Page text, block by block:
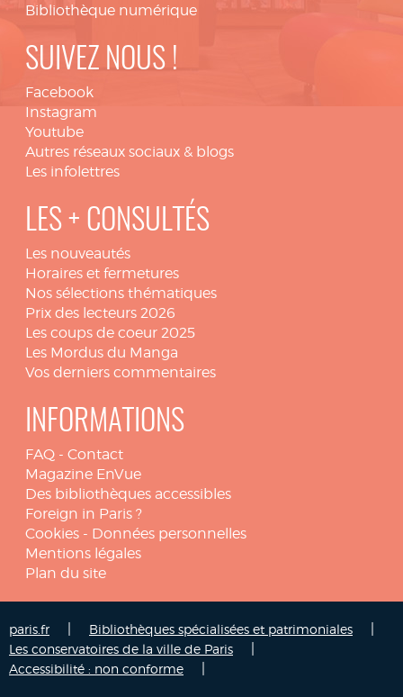
Bibliothèque numérique
SUIVEZ NOUS !
Facebook
Instagram
Youtube
Autres réseaux sociaux & blogs
Les infolettres
LES + CONSULTÉS
Les nouveautés
Horaires et fermetures
Nos sélections thématiques
Prix des lecteurs 2026
Les coups de coeur 2025
Les Mordus du Manga
Vos derniers commentaires
INFORMATIONS
FAQ - Contact
Magazine EnVue
Des bibliothèques accessibles
Foreign in Paris ?
Cookies - Données personnelles
Mentions légales
Plan du site
paris.fr Bibliothèques spécialisées et patrimoniales
Les conservatoires de la ville de Paris
Accessibilité : non conforme